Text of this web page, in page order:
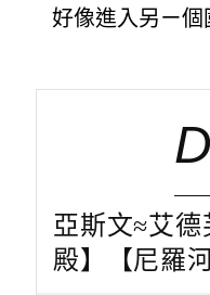
好像進入另ㄧ個
亞斯文≈艾
殿】【尼羅